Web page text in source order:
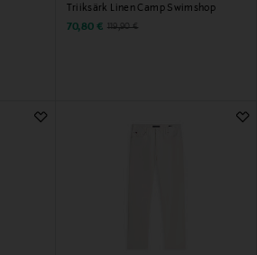
Triiksärk Linen Camp Swimshop
Discounted Price
70,80 € Original Price
119,90 €